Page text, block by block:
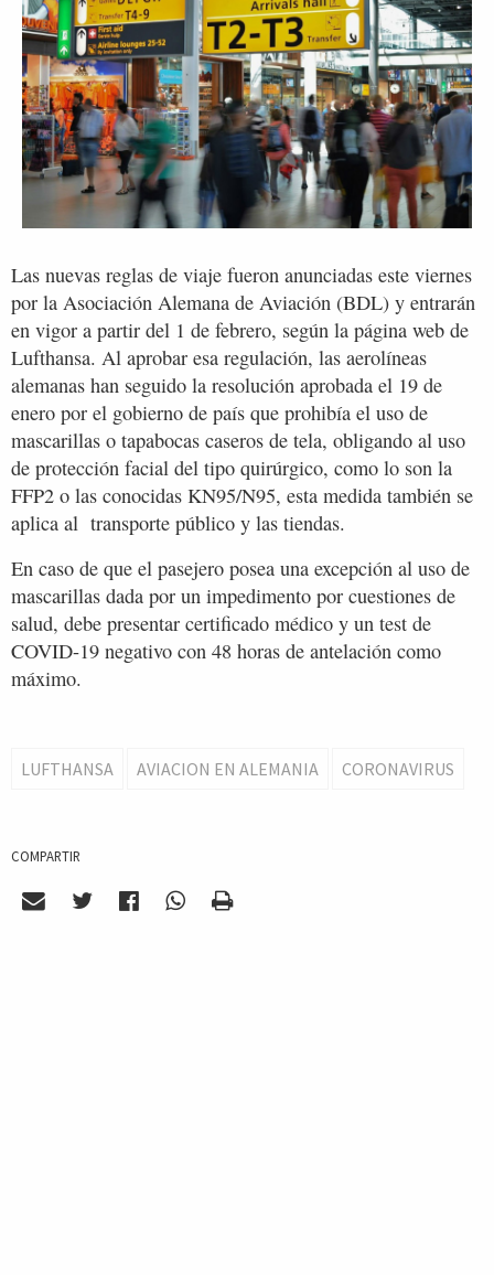
Las nuevas reglas de viaje fueron anunciadas este viernes
por la Asociación Alemana de Aviación (BDL) y entrarán
en vigor a partir del 1 de febrero, según la página web de
Lufthansa. Al aprobar esa regulación, las aerolíneas
alemanas han seguido la resolución aprobada el 19 de
enero por el gobierno de país que prohibía el uso de
mascarillas o tapabocas caseros de tela, obligando al uso
de protección facial del tipo quirúrgico, como lo son la
FFP2 o las conocidas KN95/N95, esta medida también se
aplica al transporte público y las tiendas.
En caso de que el pasejero posea una excepción al uso de
mascarillas dada por un impedimento por cuestiones de
salud, debe presentar certificado médico y un test de
COVID-19 negativo con 48 horas de antelación como
máximo.
LUFTHANSA AVIACION EN ALEMANIA CORONAVIRUS
COMPARTIR